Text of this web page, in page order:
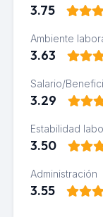
3.75
Ambiente
3.63
Salario/
3.29
Estabilidad
3.50
Administración
3.55